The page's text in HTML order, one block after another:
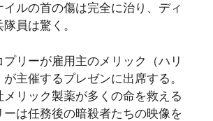
イルの首の傷は完全に治り、ディ
員は驚く。
プリーが雇用主のメリック（ハリ
主催するプレゼンに出席する。
メリック製薬が多くの命を救える
ーは任務後の暗殺者たちの映像を